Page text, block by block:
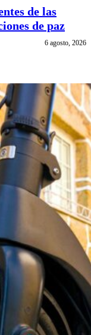
de las
de paz
6 agosto, 2026